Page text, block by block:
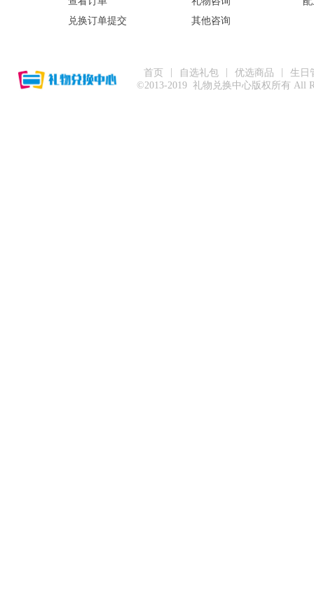
兑换订单提交
其他咨询
首页 | 自选礼包 | 优选商品 |
生日
©2013-2019 礼物兑换中心版权所有 All